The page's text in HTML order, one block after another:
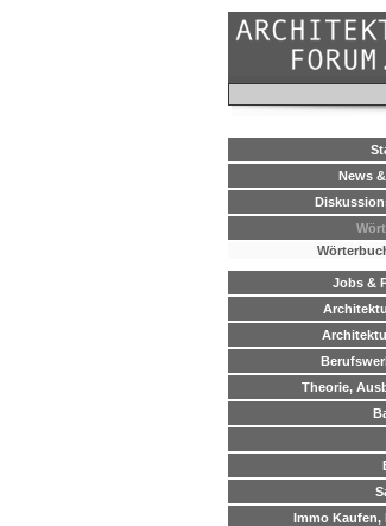
News
Jobs &
Theorie,
Immo Kaufen,